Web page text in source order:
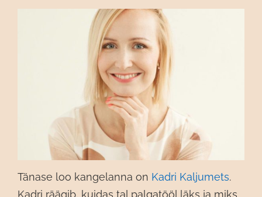
Tänase loo kangelanna on Kadri Kaljumets.
Kadri räägib, kuidas tal palgatööl läks ja miks